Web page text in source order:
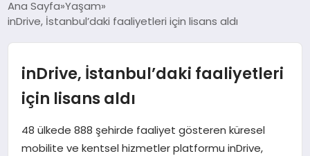
YAŞAM
SPOR
EKONOMI
DÜNYA
Ana Sayfa Yaşam
inDrive, İstanbul’daki faaliyetleri için lisans aldı
inDrive, İstanbul’daki faaliyetleri
için lisans aldı
48 ülkede 888 şehirde faaliyet gösteren küresel
mobilite ve kentsel hizmetler platformu inDrive,